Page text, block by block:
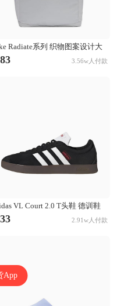
Radiate系列 织物图案设计大
训练运动双肩包 白彩虹3.56w人付款
VL Court 2.0 T头鞋 德训鞋
百搭轻便复古防滑耐磨轻运动
2.91w人付款
App